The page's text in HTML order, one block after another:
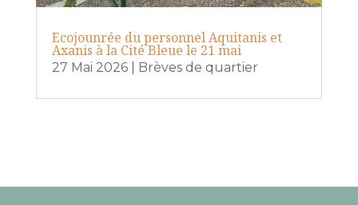
Ecojounrée du personnel Aquitanis et
Axanis à la Cité Bleue le 21 mai
27 Mai 2026| Brèves de quartier